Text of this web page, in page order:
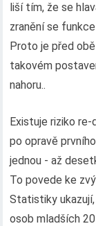
liší tím, že se
zranění se
Proto je před
takovém
nahoru..
Existuje riziko
po opravě
jednou - až
To povede ke
Statistiky
osob mladších